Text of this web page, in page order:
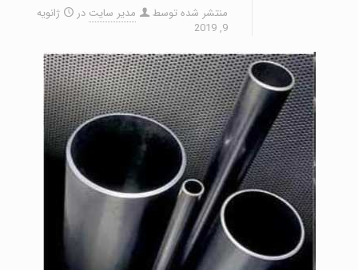
منتشر شده توسط مدیر سایت در
ژانویه
9, 2019